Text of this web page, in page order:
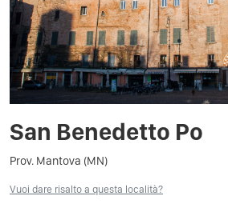
San Benedetto Po
Prov. Mantova (MN)
Vuoi dare risalto a questa località?